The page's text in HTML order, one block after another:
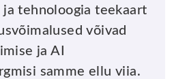
ja tehnoloogia teekaart
võivad
ja AI
samme ellu viia.